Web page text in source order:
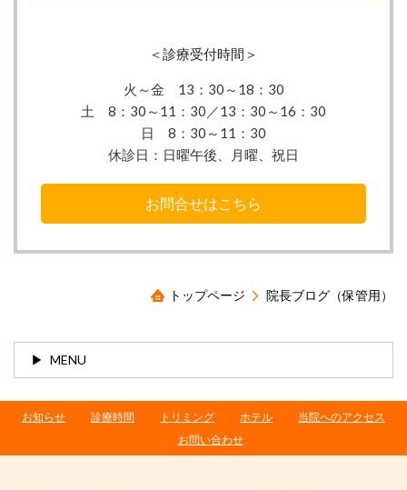
＜診療受付時間＞
火～金 13：30 ～18：30
土 8：30～11：30／13：30～16：30
日 8：30～11：30
休診日： 日曜午後、月曜、祝日
お問合せはこちら
トップページ 院長ブログ（保管用）
MENU
お知らせ 診療時間 トリミング ホテル
当院へのアクセス
お問い合わせ